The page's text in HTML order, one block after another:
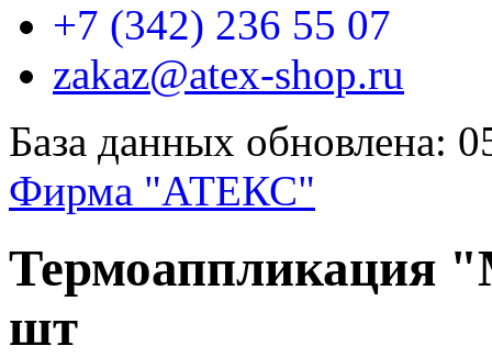
+7 (342) 236 55 07
zakaz@atex-shop.ru
База данных обновлена:
Фирма "АТЕКС"
Термоаппликация
шт